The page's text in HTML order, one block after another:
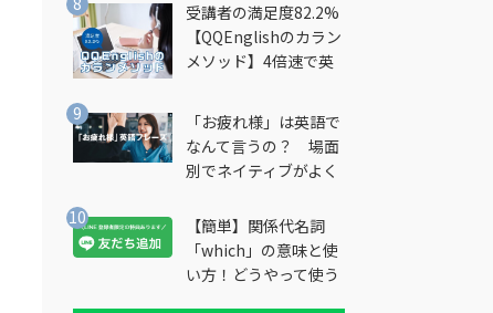
受講者の満足度82.2%
【QQEnglishのカラン
メソッド】4倍速で英
法とは？
「お疲れ様」は英語で
なんて言うの？ 場面
別でネイティブがよく
説
【簡単】関係代名詞
「which」の意味と使
い方！どうやって使う